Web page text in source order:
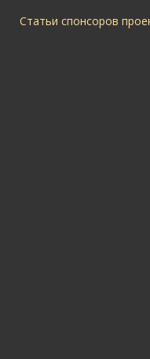
Статьи спонсоров